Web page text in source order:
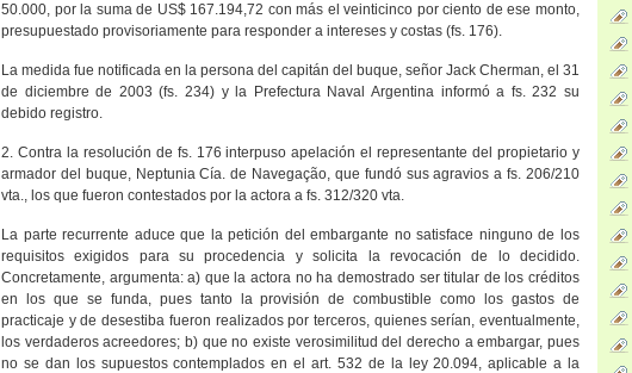
50.000, por la suma de US$ 167.194,72 con más el veinticinco por ciento de ese monto,
presupuestado provisoriamente para responder a intereses y costas (fs. 176).
La medida fue notificada en la persona del capitán del buque, señor Jack Cherman, el 31
de diciembre de 2003 (fs. 234) y la Prefectura Naval Argentina informó a fs. 232 su
debido registro.
2. Contra la resolución de fs. 176 interpuso apelación el representante del propietario y
armador del buque, Neptunia Cía. de Navegação, que fundó sus agravios a fs. 206/210
vta., los que fueron contestados por la actora a fs. 312/320 vta.
La parte recurrente aduce que la petición del embargante no satisface ninguno de los
requisitos exigidos para su procedencia y solicita la revocación de lo decidido.
Concretamente, argumenta: a) que la actora no ha demostrado ser titular de los créditos
en los que se funda, pues tanto la provisión de combustible como los gastos de
practicaje y de desestiba fueron realizados por terceros, quienes serían, eventualmente,
los verdaderos acreedores; b) que no existe verosimilitud del derecho a embargar, pues
no se dan los supuestos contemplados en el art. 532 de la ley 20.094, aplicable a la